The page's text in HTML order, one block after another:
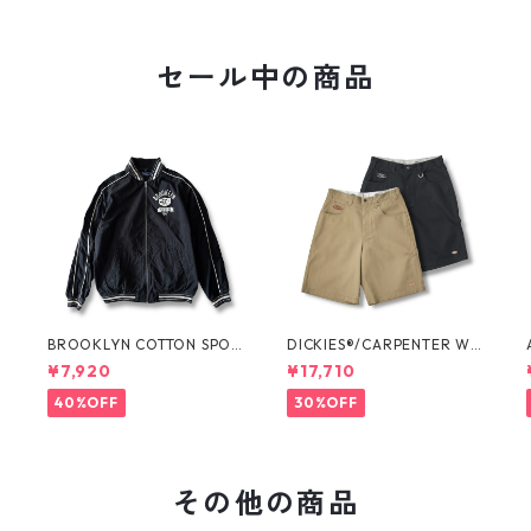
セール中の商品
BROOKLYN COTTON SPOR
T JKT by Polo Ralph Laure
n
¥7,920
40%OFF
DICKIES®/CARPENTER WI
DE SHORTS -SEDAN ALL-P
URPOSE-
¥17,710
30%OFF
その他の商品